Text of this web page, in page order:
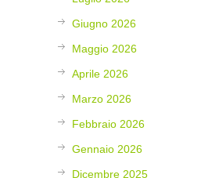
Giugno 2026
Maggio 2026
Aprile 2026
Marzo 2026
Febbraio 2026
Gennaio 2026
Dicembre 2025